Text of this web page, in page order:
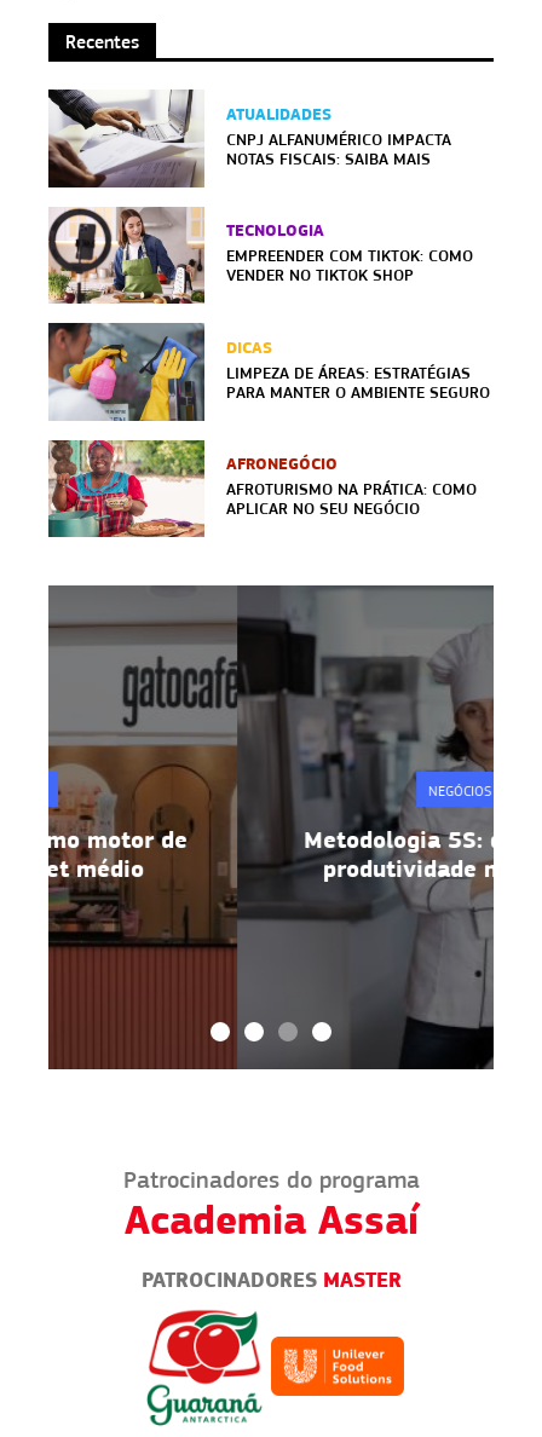
Recentes
ATUALIDADES
CNPJ ALFANUMÉRICO IMPACTA
NOTAS FISCAIS: SAIBA MAIS
TECNOLOGIA
EMPREENDER COM TIKTOK: COMO
VENDER NO TIKTOK SHOP
DICAS
LIMPEZA DE ÁREAS: ESTRATÉGIAS
PARA MANTER O AMBIENTE SEGURO
AFRONEGÓCIO
AFROTURISMO NA PRÁTICA: COMO
APLICAR NO SEU NEGÓCIO
Metodologia 5S: disciplina e
produtividade na prática
Patrocinadores do programa
Academia Assaí
PATROCINADORES MASTER